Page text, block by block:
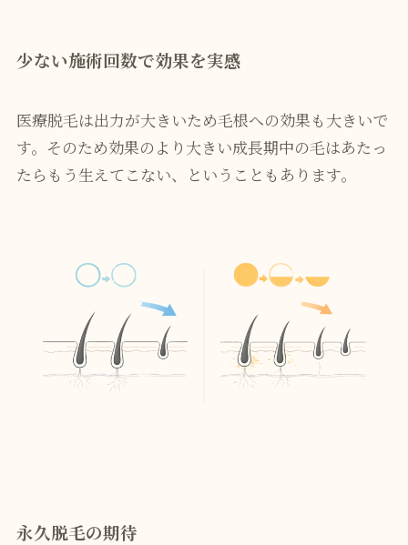
少ない施術回数で効果を実感
医療脱毛は出力が大きいため毛根への効果も大きいで
す。そのため効果のより大きい成長期中の毛はあたっ
たらもう生えてこない、ということもあります。
永久脱毛の期待